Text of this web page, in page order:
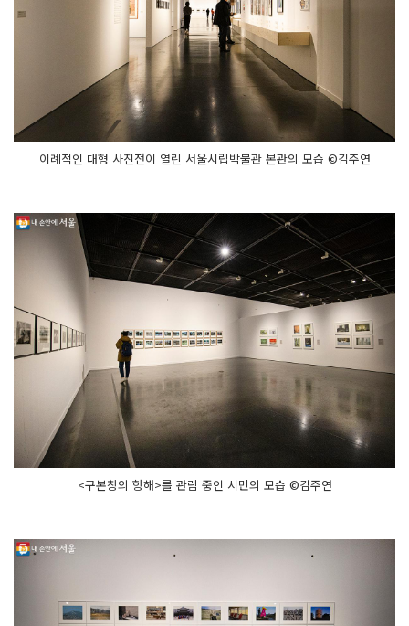
이례적인 대형 사진전이 열린 서울시립박물관 본관의 모습 ©김주연
<구본창의 항해>를 관람 중인 시민의 모습 ©김주연